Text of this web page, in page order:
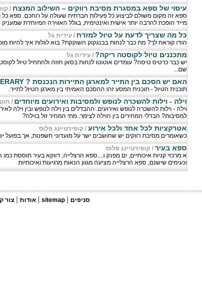
עיסוי של ספא במסגרת מסיבת רווקים – השילוב המנצח /
ספא זה מקום משולם לביצוע כל פעילות חברתית שעולה על רוחכם. ספא
מייד הופכת להרבה יותר אישית ואינטימית, בגלל האווירה המיוחדת
כל מה שצריך לדעת על טיול למזרח /עידית גל
הודו קוראת לך? מת כבר לנחות בבנגקוק השוקקת? בוא לגלות איך להיות
מתכננים טיול לקוסטה ריקה? /עידית גל
יש כבר כרטיס טיסה? עומדים אוטוטו לנחות בסאן חוזה ולהתחיל טיול
שם...
האם יש הסכם בין התייר למארגן התיירות הנכנסת ? TOUR ITINERARY זהו ההסכם
תוכנית הטיול - תוכנית המסע זהו ההסכם האמיתי בין מארגן הטיול לתייר.
וילה - וילות להשכרה לנופש ולמסיבות ואירועים מיוחדים /
וילה - וילות להשכרה לנופש ואירועים. ההבדלים בין וילה לנופש ובין וילה
למסיבות? הבדלי המחירים בין הוילה לצימר. מתי המחיר זול בוילה?
אטרקציות לכל אחד ולכל אירוע / קופירטיינג פלוס
כשאומרים מסיבת רווקים יש שחושבים ישר על מועדוני חשפנות, אך בפועל
ספא בעיר / קופירטיינג פלוס
א מרכזי קניות איכותיים, ים מפנק ו....ספא הרצלייה, דווקא בעיר תוססת כמו
ונעימים שישנם, ספא הרצלייה מציעה מגוון הנאות מרגיעות ואיכותיות
אודות | צור | sitemap | סניפים